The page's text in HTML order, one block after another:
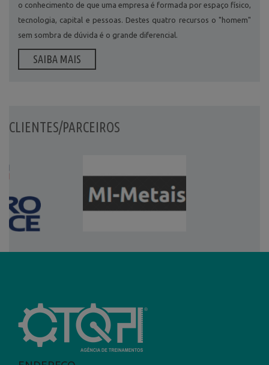
o conhecimento de que uma empresa é formada por espaço físico,
tecnologia, capital e pessoas. Destes quatro recursos o "homem"
sem sombra de dúvida é o grande diferencial.
SAIBA MAIS
CLIENTES/PARCEIROS